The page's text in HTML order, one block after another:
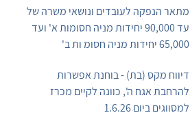
מתאר הנפקה לעובדים ונושאי משרה של
עד 90,000 יחידות מניה חסומות א' ועד
65,000 יחידות מניה חסומ ות ב'
דיווח מקס (בת) - בוחנת אפשרות
להרחבת אגח ה', כוונה לקיים מכרז
למסווגים ביום 1.6.26